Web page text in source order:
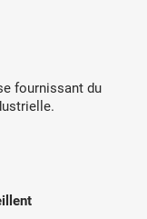
fournissant du